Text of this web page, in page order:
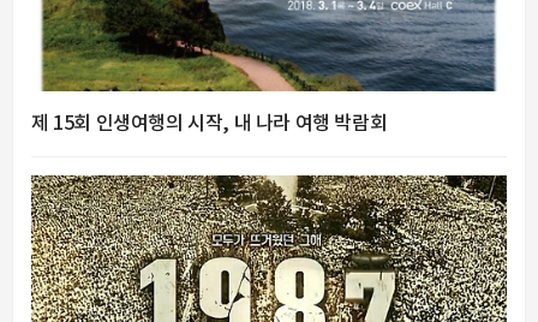
제 15회 인생여행의 시작, 내 나라 여행 박람회